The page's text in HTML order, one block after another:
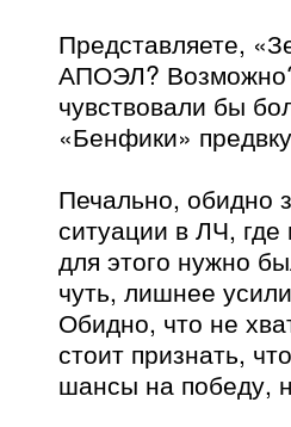
Представляете,
АПОЭЛ?
чувствовали бы
«Бенфики»
Печально, обидно
ситуации в ЛЧ,
для этого нужно
чуть, лишнее
Обидно, что не
стоит признать,
шансы на победу,